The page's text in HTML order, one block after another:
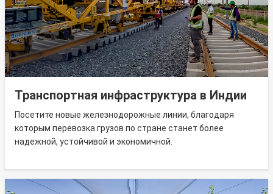
Транспортная инфраструктура в Индии
Посетите новые железнодорожные линии, благодаря
которым перевозка грузов по стране станет более
надежной, устойчивой и экономичной.